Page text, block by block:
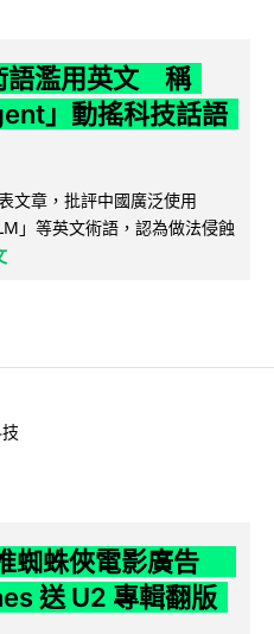
語濫用英文 稱
」動搖科技話語
文章，批評中國廣泛使用
」等英文術語，認為做法侵蝕
蜘蛛俠電影廣告
送 U2 專輯翻版